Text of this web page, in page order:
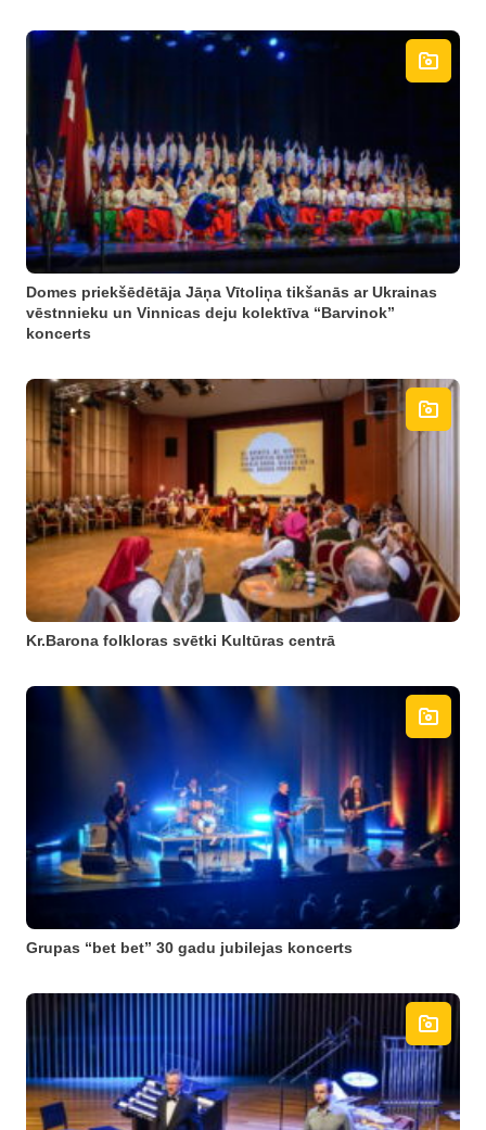
Domes priekšēdētāja Jāņa Vītoliņa tikšanās ar Ukrainas
vēstnnieku un Vinnicas deju kolektīva “Barvinok”
koncerts
Kr.Barona folkloras svētki Kultūras centrā
Grupas “bet bet” 30 gadu jubilejas koncerts